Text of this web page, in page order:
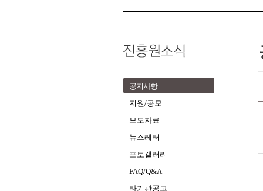
공지사항
지원/공모
보도자료
뉴스레터
포토갤러리
FAQ/Q&A
타기관공고